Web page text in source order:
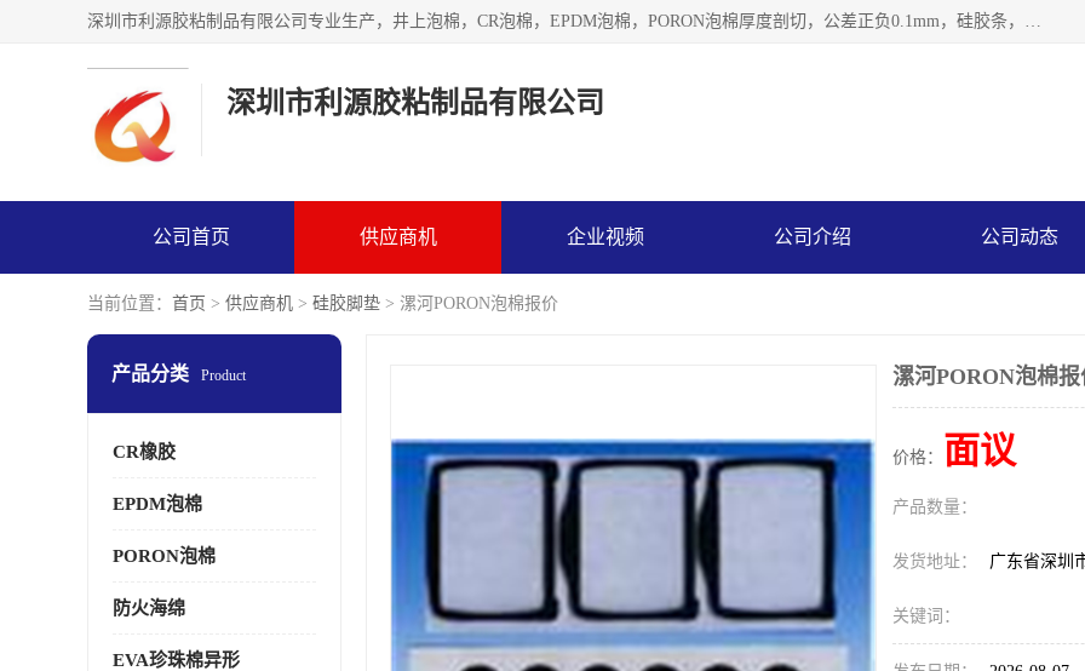
深圳市利源胶粘制品有限公司专业生产，井上泡棉，CR泡棉，EPDM泡棉，PORON泡棉厚度剖切，公差正负0.1mm，硅胶条，脚垫，异形一次成型，雕刻EVA海绵；包装材料:精密仪器、医疗器具、运输时缓冲、防震材料。建筑:住房装潢材料、房屋门窗密封；轻便、强韧性：轻便并且具有较强的韧性，良好的耐油性与耐溶剂性。隔热性：导热性低具有优越的保温性，具有的回弹性。
深圳市利源胶粘制品有限公司
公司首页 供应商机 企业视频 公司介绍 公司动态
当前位置： 首页 > 供应商机 > 硅胶脚垫 > 漯河PORON泡棉报价
产品分类 Product
CR橡胶
EPDM泡棉
PORON泡棉
防火海绵
EVA珍珠棉异形
漯河PORON泡棉报
价格： 面议
产品数量：
发货地址： 广东省深圳
关键词：